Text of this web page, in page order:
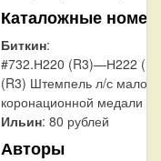
Каталожные
Биткин:
#732.Н220 (R3)—Н222
(R3) Штемпель л/с малой
коронационной медали
Ильин: 80 рублей
Авторы